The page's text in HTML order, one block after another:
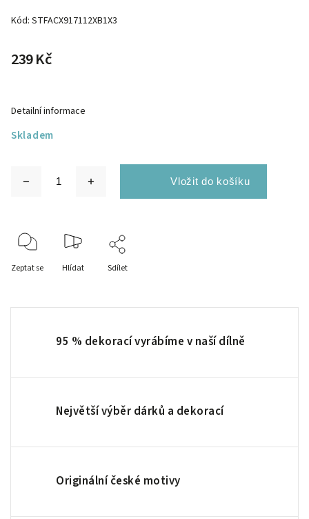
Kód: STFACX917112XB1X3
239 Kč
Skladem
Detailní informace
Zeptat se Hlídat Sdílet
95 % dekorací vyrábíme v naší dílně
Největší výběr dárků a dekorací
Originální české motivy